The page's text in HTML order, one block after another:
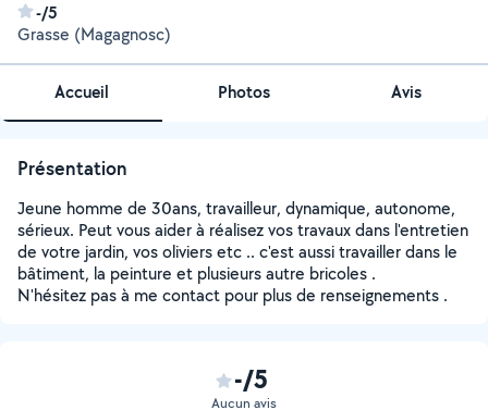
-/5
Grasse (Magagnosc)
Accueil Photos Avis
Présentation
Jeune homme de 30ans, travailleur, dynamique, autonome,
sérieux. Peut vous aider à réalisez vos travaux dans l'entretien
de votre jardin, vos oliviers etc .. c'est aussi travailler dans le
bâtiment, la peinture et plusieurs autre bricoles .
N'hésitez pas à me contact pour plus de renseignements .
-/5
Aucun avis